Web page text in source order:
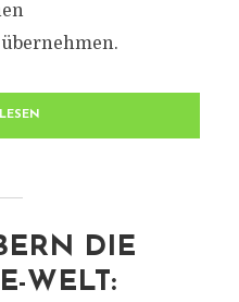
DIE
WELT: